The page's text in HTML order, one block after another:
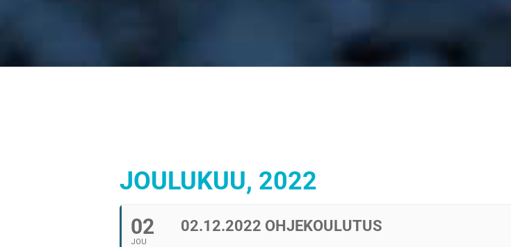
JOULUKUU, 2022
02
JOU
02.12.2022 OHJEKOULUTUS